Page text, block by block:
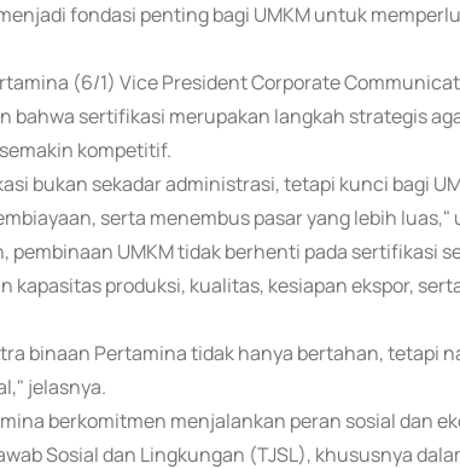
fondasi penting bagi UMKM untuk
(6/1) Vice President Corporate
bahwa sertifikasi merupakan langkah strategis
kompetitif.
bukan sekadar administrasi, tetapi kunci bagi
serta menembus pasar yang lebih luas,"
pembinaan UMKM tidak berhenti pada sertifikasi
kapasitas produksi, kualitas, kesiapan ekspor,
binaan Pertamina tidak hanya bertahan, tetapi
jelasnya.
berkomitmen menjalankan peran sosial dan
Sosial dan Lingkungan (TJSL), khususnya